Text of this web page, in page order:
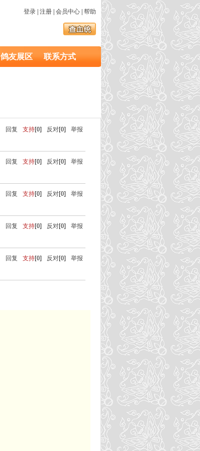
登录 注册 会员中心 帮助
鸽友展区 联系方式
回复 支持[0] 反对[0] 举报
回复 支持[0] 反对[0] 举报
回复 支持[0] 反对[0] 举报
回复 支持[0] 反对[0] 举报
回复 支持[0] 反对[0] 举报